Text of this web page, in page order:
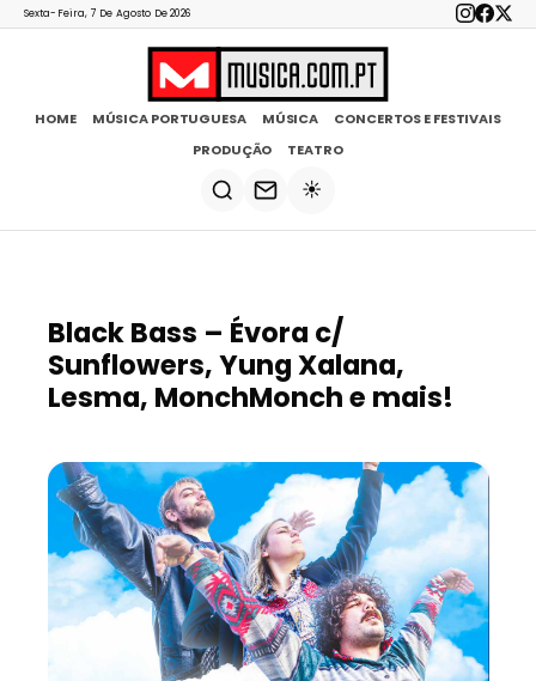
Sexta-Feira, 7 De Agosto De 2026
HOME MÚSICA PORTUGUESA MÚSICA
CONCERTOS E FESTIVAIS
PRODUÇÃO
TEATRO
☀️
Black Bass – Évora c/
Sunflowers, Yung Xalana,
Lesma, MonchMonch e mais!